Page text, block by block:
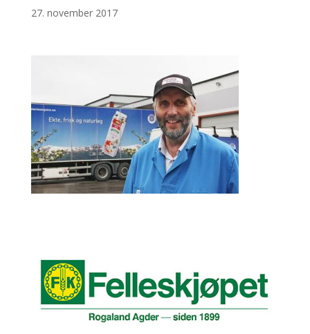
27. november 2017